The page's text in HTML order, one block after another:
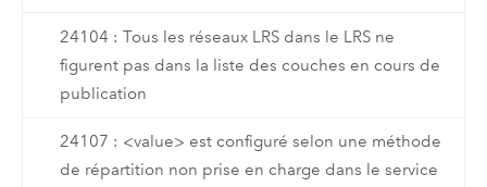
24104 : Tous les réseaux LRS dans le LRS ne
figurent pas dans la liste des couches en cours de
publication
24107 : <value> est configuré selon une méthode
de répartition non prise en charge dans le service